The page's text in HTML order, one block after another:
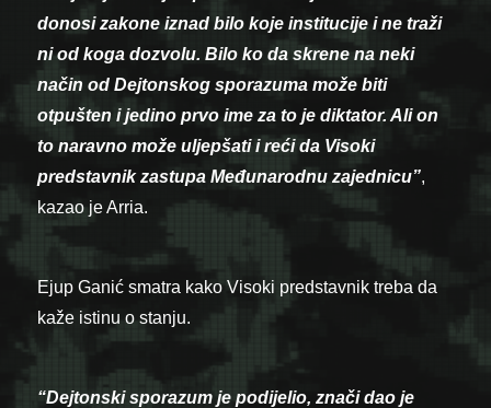
donosi zakone iznad bilo koje institucije i ne traži
ni od koga dozvolu. Bilo ko da skrene na neki
način od Dejtonskog sporazuma može biti
otpušten i jedino prvo ime za to je diktator. Ali on
to naravno može uljepšati i reći da Visoki
predstavnik zastupa Međunarodnu zajednicu”,
kazao je Arria.
Ejup Ganić smatra kako Visoki predstavnik treba da
kaže istinu o stanju.
“Dejtonski sporazum je podijelio, znači dao je